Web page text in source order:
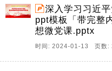
深入学习习近
ppt模板「带完整
想微党课.pptx
时间: 2024-01-13 页数: